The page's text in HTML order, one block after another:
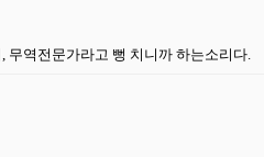
무역전문가라고 뻥 치니까 하는소리다.